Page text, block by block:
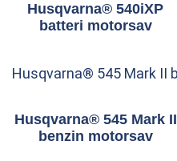
Husqvarna® 540iXP
batteri motorsav
Husqvarna® 545 Mark II
Husqvarna® 545 Mark II
benzin motorsav